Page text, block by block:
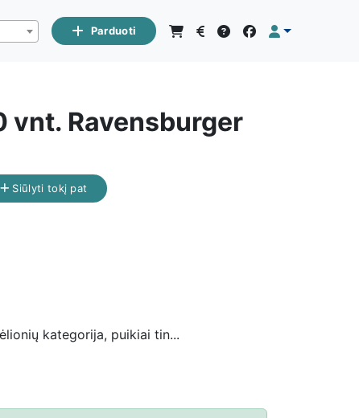
Parduoti
vnt. Ravensburger
Siūlyti tokį pat
kategorija, puikiai tin...